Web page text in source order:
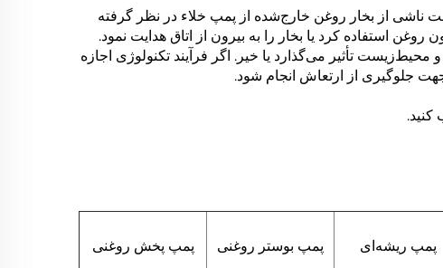
ناشی از بخار روغن خارج‌شده از پمپ خلاء در نظر گرفته
استفاده کرد یا بخار را به بیرون از اتاق هدایت نمود.
و محیط‌زیست تأثیر می‌گذارد یا خیر. اگر فرآیند تکنولوژی اجازه
جهت جلوگیری از ارتعاش انجام شود.
پمپ ریشه‌ای پمپ بوستر روغنی پمپ پخش روغنی